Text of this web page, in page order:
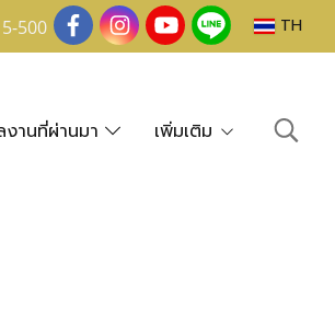
500 TH
งานที่ผ่านมา เพิ่มเติม